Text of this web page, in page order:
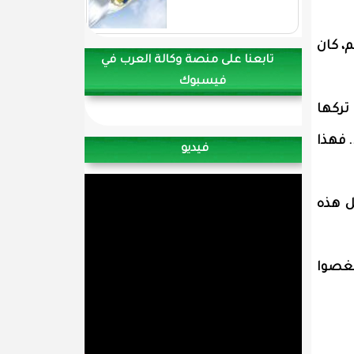
كان
فهذا
هذه
تابعنا على منصة وكالة العرب في
فيسبوك
فيديو